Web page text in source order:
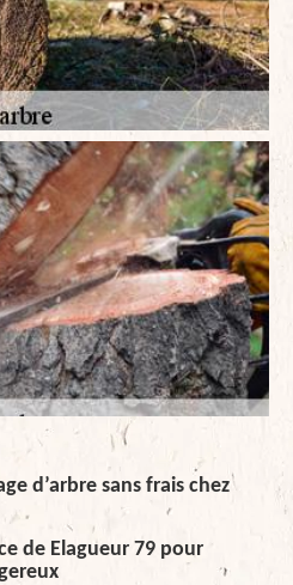
d’arbre sans frais chez
de Elagueur 79 pour